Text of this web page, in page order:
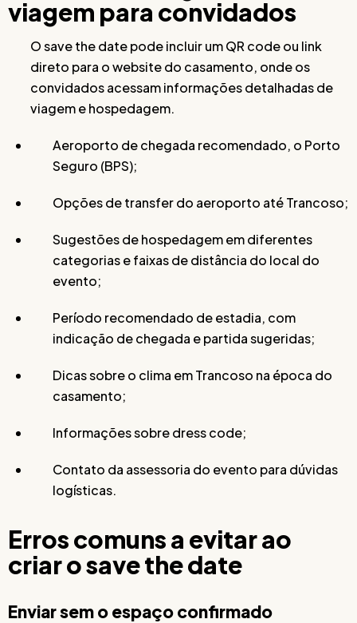
viagem para convidados
O save the date pode incluir um QR code ou link
direto para o website do casamento, onde os
convidados acessam informações detalhadas de
viagem e hospedagem.
Aeroporto de chegada recomendado, o Porto
Seguro (BPS);
Opções de transfer do aeroporto até Trancoso;
Sugestões de hospedagem em diferentes
categorias e faixas de distância do local do
evento;
Período recomendado de estadia, com
indicação de chegada e partida sugeridas;
Dicas sobre o clima em Trancoso na época do
casamento;
Informações sobre dress code;
Contato da assessoria do evento para dúvidas
logísticas.
Erros comuns a evitar ao
criar o save the date
Enviar sem o espaço confirmado